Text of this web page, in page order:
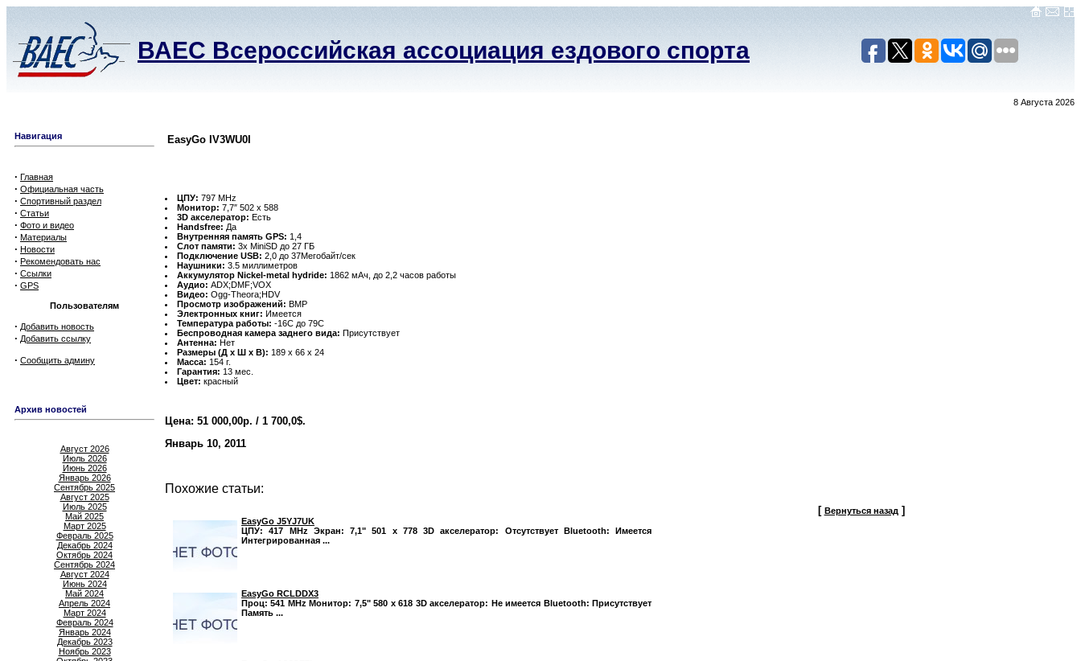
ВАЕС Всероссийская ассоциация ездового спорта
8 Августа 2026
Навигация
· Главная
· Официальная часть
· Спортивный раздел
· Статьи
· Фото и видео
· Материалы
· Новости
· Рекомендовать нас
· Ссылки
· GPS
Пользователям
· Добавить новость
· Добавить ссылку
· Сообщить админу
Архив новостей
Август 2026
Июль 2026
Июнь 2026
Январь 2026
Сентябрь 2025
Август 2025
Июль 2025
Май 2025
Март 2025
Февраль 2025
Декабрь 2024
Октябрь 2024
Сентябрь 2024
Август 2024
Июнь 2024
Май 2024
Апрель 2024
Март 2024
Февраль 2024
Январь 2024
Декабрь 2023
Ноябрь 2023
EasyGo IV3WU0I
ЦПУ: 797 MHz
Монитор: 7,7″ 502 x 588
3D акселератор: Есть
Handsfree: Да
Внутренняя память GPS: 1,4
Слот памяти: 3x MiniSD до 27 ГБ
Подключение USB: 2,0 до 37Мегобайт/сек
Наушники: 3.5 миллиметров
Аккумулятор Nickel-metal hydride: 1862 мАч, до 2,2 часов работы
Аудио: ADX;DMF;VOX
Видео: Ogg-Theora;HDV
Просмотр изображений: BMP
Электронных книг: Имеется
Температура работы: -16C до 79C
Беспроводная камера заднего вида: Присутствует
Антенна: Нет
Размеры (Д х Ш х В): 189 x 66 x 24
Масса: 154 г.
Гарантия: 13 мес.
Цвет: красный
Цена: 51 000,00р. / 1 700,0$.
Январь 10, 2011
Похожие статьи:
EasyGo J5YJ7UK
ЦПУ: 417 MHz Экран: 7,1" 501 x 778 3D акселератор: Отсутствует Bluetooth: Имеется
Интегрированная ...
EasyGo RCLDDX3
Проц: 541 MHz Монитор: 7,5" 580 x 618 3D акселератор: Не имеется Bluetooth: Присутствует
Память ...
[ Вернуться назад ]